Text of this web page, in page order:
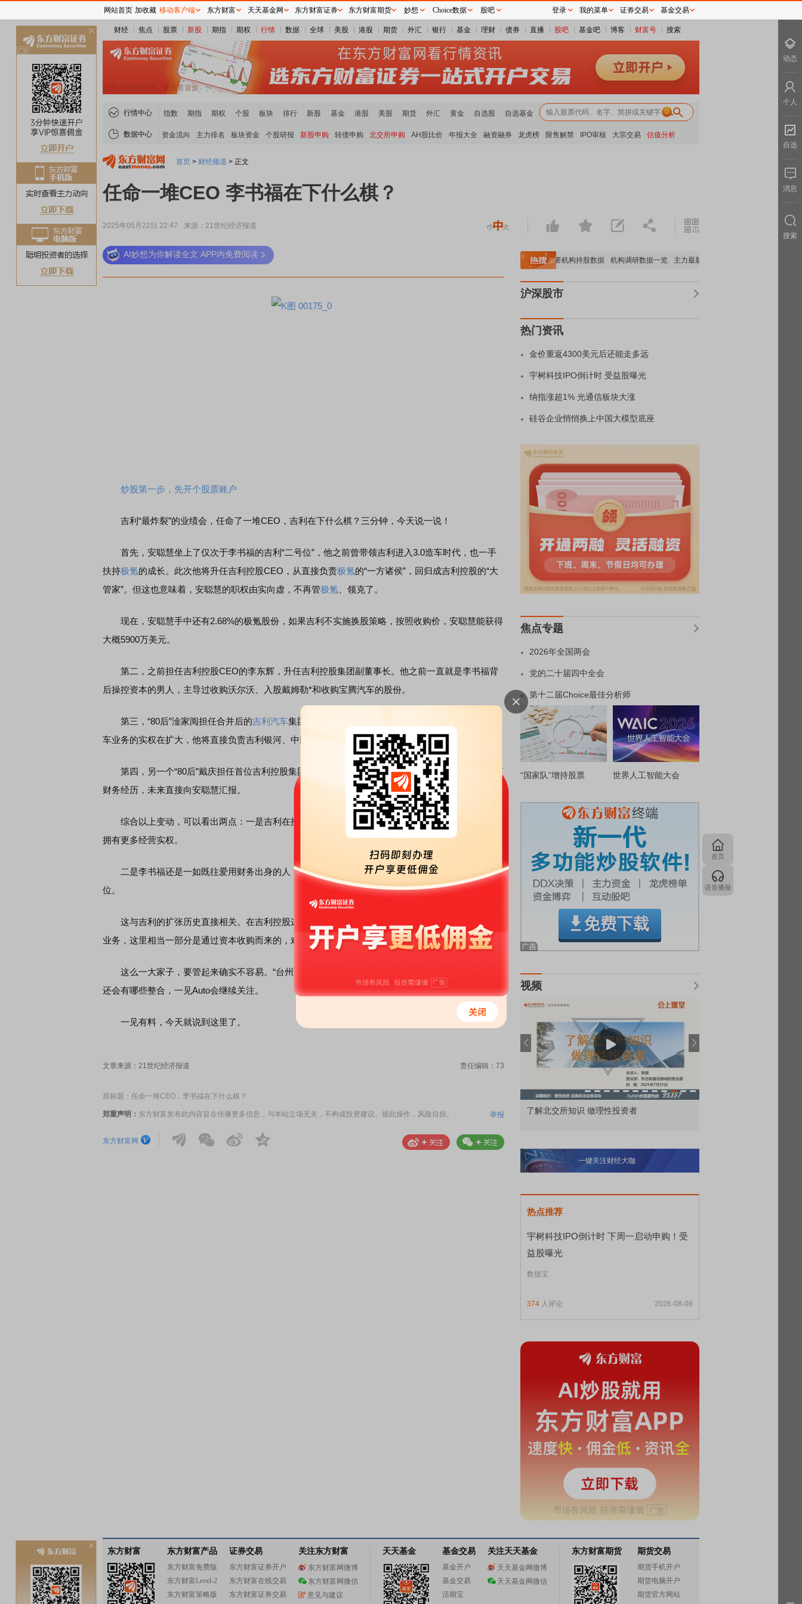
财经 焦点 股票 新股 期指 期权 行情 数据 全球 美股 港股 期货 外汇 银行 基金 理财 债券 直播 股吧 基金吧 博客 财富号 搜索
行情中心 指数 期指 期权 个股 板块 排行 新股 基金 港股 美股 期货 外汇 黄金 自选股 自选基金 0
数据中心 资金流向 主力排名 板块资金 个股研报 新股申购 转债申购 北交所申购 AH股比价 年报大全 融资融券 龙虎榜 限售解禁 IPO审核 大宗交易 估值分析
首页 > 财经频道 > 正文
任命一堆CEO 李书福在下什么棋？
2025年05月22日 22:47 来源：21世纪经济报道
AI妙想为你解读全文 APP内免费阅读
炒股第一步，先开个股票账户
吉利“最炸裂”的业绩会，任命了一堆CEO，吉利在下什么棋？三分钟，今天说一说！
首先，安聪慧坐上了仅次于李书福的吉利“二号位”，他之前曾带领吉利进入3.0造车时代，也一手
扶持极氪的成长。此次他将升任吉利控股CEO，从直接负责极氪的“一方诸侯”，回归成吉利控股的“大
管家”。但这也意味着，安聪慧的职权由实向虚，不再管极氪 、领克了。
现在，安聪慧手中还有2.68%的极氪股份，如果吉利不实施换股策略，按照收购价，安聪慧能获得
大概5900万美元。
第二，之前担任吉利控股CEO的李东辉，升任吉利控股集团副董事长。他之前一直就是李书福背
后操控资本的男人，主导过收购沃尔沃、入股戴姆勒*和收购宝腾汽车的股份。
第三，“80后”淦家阅担任合并后的吉利汽车集团CEO。他的职务名称并无变化，但实际上关于汽
车业务的实权在扩大，他将直接负责吉利银河、中国星、极氪、领克。
第四，另一个“80后”戴庆担任首位吉利控股集团轮值总裁，这个制度显然借鉴了华为。戴庆也拥有
财务经历，未来直接向安聪慧汇报。
综合以上变动，可以看出两点：一是吉利在推动世代交替，70后开始掌舵控股集团，80后实质上
拥有更多经营实权。
二是李书福还是一如既往爱用财务出身的人，安聪慧、淦家阅、戴庆以前都担任过财务相关职
位。
这与吉利的扩张历史直接相关。在吉利控股这个大屋顶下，有汽车、出行、
，甚至还有手机
业务，这里相当一部分是通过资本收购而来的，难怪车圈把吉利叫作“资本吉”。
这么一大家子，要管起来确实不容易。“台州宣言”后，吉利一直在忙整合。人事调整完成后，吉利
还会有哪些整合，一见Auto会继续关注。
一见有料，今天就说到这里了。
文章来源：21世纪经济报道 责任编辑：73
原标题：任命一堆CEO，李书福在下什么棋？
郑重声明： 东方财富发布此内容旨在传播更多信息，与本站立场无关，不构成投资建议。据此操作，风险自担。 举报
东方财富网
A股估值分析全览 重要机构持股数据 机构调研数据一览 主力最新动向
沪深股市
热门资讯
金价重返4300美元后还能走多远
宇树科技IPO倒计时 受益股曝光
纳指涨超1% 光通信板块大涨
硅谷企业悄悄换上中国大模型底座
焦点专题
2026年全国两会
党的二十届四中全会
第十二届Choice最佳分析师
“国家队”增持股票 世界人工智能大会
视频
K90 至尊版 新品发布会
首席连线｜东方财富证券陈果：A股再平衡的
债券知识通识：从基础认知到特色品种 了解北交所知识 做理性投资者
一键关注财经大咖
热点推荐
宇树科技IPO倒计时 下周一启动申购！受
益股曝光
数据宝
374 人评论 2026-08-08
首页
语音播报
东方财富 东方财富产品
东方财富免费版
东方财富Level-2
东方财富策略版
证券交易
东方财富证券开户
东方财富在线交易
东方财富证券交易
关注东方财富
东方财富网微博
东方财富网微信
意见与建议
天天基金 基金交易
基金开户
基金交易
活期宝
关注天天基金
天天基金网微博
天天基金网微信
东方财富期货 期货交易
期货手机开户
期货电脑开户
期货官方网站
网站首页 加收藏 移动客户端 东方财富 天天基金网 东方财富证券 东方财富期货 妙想 Choice数据 股吧 登录 我的菜单 证券交易 基金交易
动态
个人
自选
消息
搜索
关